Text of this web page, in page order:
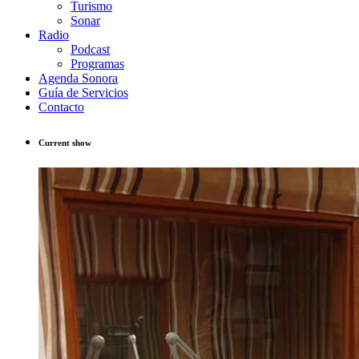
Turismo
Sonar
Radio
Podcast
Programas
Agenda Sonora
Guía de Servicios
Contacto
Current show